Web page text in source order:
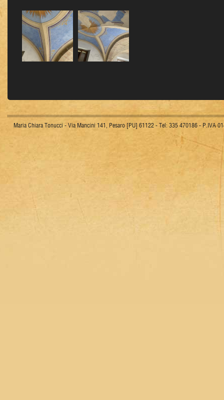
Maria Chiara Tonucci - Via Mancini 141, Pesaro [PU] 61122 - Tel: 335 470186 - P.IVA